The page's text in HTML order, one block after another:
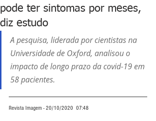
pode ter sintomas por meses,
diz estudo
A pesquisa, liderada por cientistas na
Universidade de Oxford, analisou o
impacto de longo prazo da covid-19 em
58 pacientes.
Revista Imagem - 20/10/2020  07:48